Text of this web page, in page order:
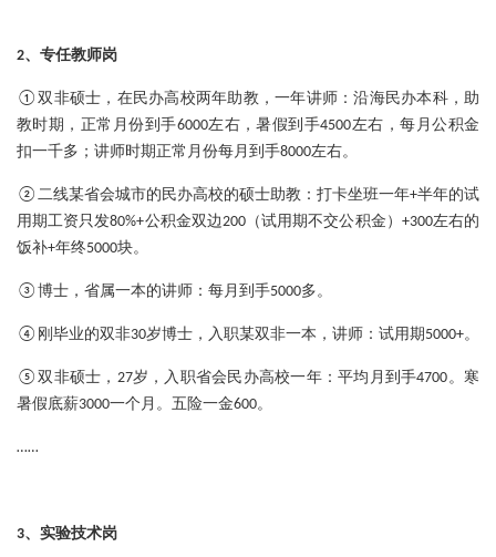
2、专任教师岗
①双非硕士，在民办高校两年助教，一年讲师 ：沿海民办本科，助
教时期，正常月份到手6000左右，暑假到手4500左右，每月公积金
扣一千多；讲师时期正常月份每月到手8000左右。
②二线某省会城市的民办高校的硕士助教 ： 打卡坐班一年+半年的试
用期工资只发80%+公积金双边200（试用期不交公积金）+300左右的
饭补+年终5000块。
③博士，省属一本的讲师 ： 每月到手5000多。
④刚毕业的双非30岁博士，入职某双非一本，讲师 ： 试用期5000+。
⑤双非硕士，27岁，入职省会民办高校一年：平均月到手4700。寒
暑假底薪3000一个月。五险一金600。
……
3、实验技术岗